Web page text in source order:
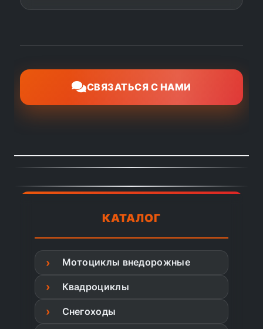
СВЯЗАТЬСЯ С НАМИ
КАТАЛОГ
Мотоциклы внедорожные
Квадроциклы
Снегоходы